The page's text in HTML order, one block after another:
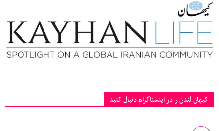
کیهان لندن را در اینستاگرام دنبال کنید